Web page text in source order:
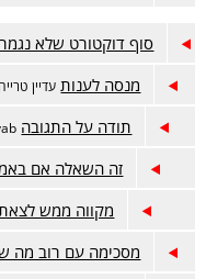
סוף דוקטורט שלא נגמר
מנסה לענות עדיין טרייה
תודה על התגובה
זה השאלה אם באמת מדובר
מקווה ממש לצאת
מסכימה עם רוב מה